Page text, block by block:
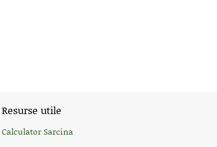
Resurse utile
Calculator Sarcina